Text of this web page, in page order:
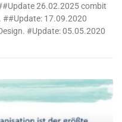
26.02.2025 combit
##Update: 17.09.2020
#Update: 05.05.2020